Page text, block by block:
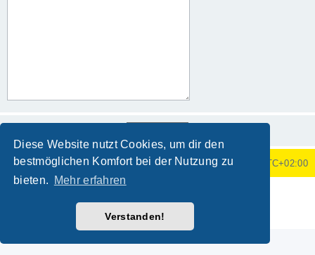
Diese Website nutzt Cookies, um dir den
bestmöglichen Komfort bei der Nutzung zu
bieten.
Mehr erfahren
Verstanden!
Foren-Übersicht Alle Zeiten sind UTC+02:00
Deutsche Übersetzung durchphpBB.de
Datenschutz|Nutzungsbedingungen